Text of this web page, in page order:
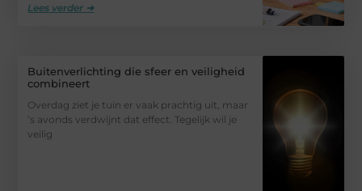
Lees verder ➜
Buitenverlichting die sfeer en veiligheid
combineert
Overdag ziet je tuin er vaak prachtig uit, maar
’s avonds verdwijnt dat effect. Tegelijk wil je
veilig